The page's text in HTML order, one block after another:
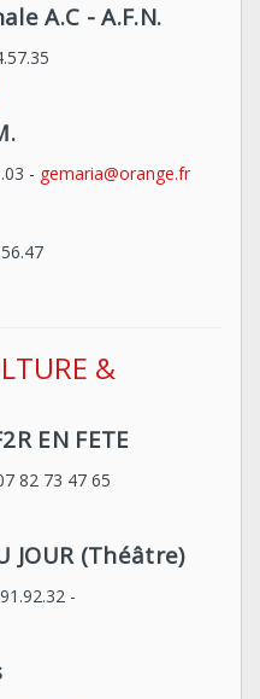
A.C - A.F.N.
- gemaria@orange.fr
&
EN FETE
82 73 47 65
JOUR (Théâtre)
-